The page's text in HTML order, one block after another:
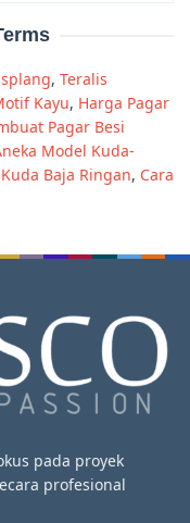
, Teralis
Kayu, Harga Pagar
Pagar Besi
Model Kuda-
Baja Ringan, Cara
pada proyek
profesional